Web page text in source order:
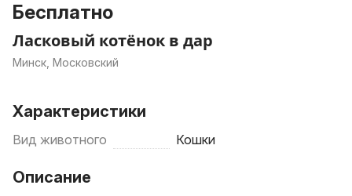
Бесплатно
Ласковый котёнок в дар
Минск, Московский
Характеристики
Вид животного Кошки
Описание